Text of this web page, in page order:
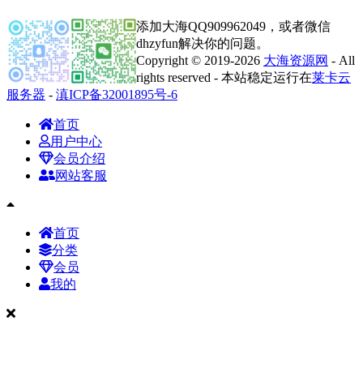
添加大海QQ909962049，或者微信
dhzyfun解决你的问题。
Copyright © 2019-2026 大海资源网 - All
rights reserved - 本站稳定运行在莱卡云
服务器 - 滇ICP备32001895号-6
首页
用户中心
会员介绍
网站客服
首页
分类
会员
我的